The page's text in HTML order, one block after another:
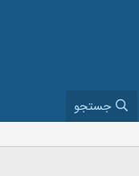
جستجو